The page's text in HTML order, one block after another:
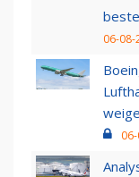
06-08-